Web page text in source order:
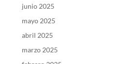
junio 2025
mayo 2025
abril 2025
marzo 2025